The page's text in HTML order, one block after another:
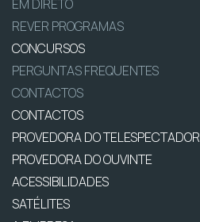
EM DIRETO
REVER PROGRAMAS
CONCURSOS
PERGUNTAS FREQUENTES
CONTACTOS
CONTACTOS
PROVEDORA DO TELESPECTADOR
PROVEDORA DO OUVINTE
ACESSIBILIDADES
SATÉLITES